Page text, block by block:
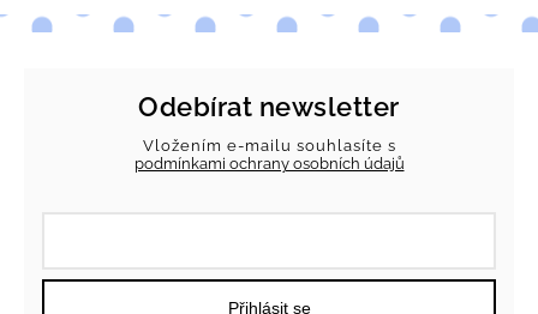
Odebírat newsletter
Vložením e-mailu souhlasíte s
podmínkami ochrany osobních údajů
Přihlásit se